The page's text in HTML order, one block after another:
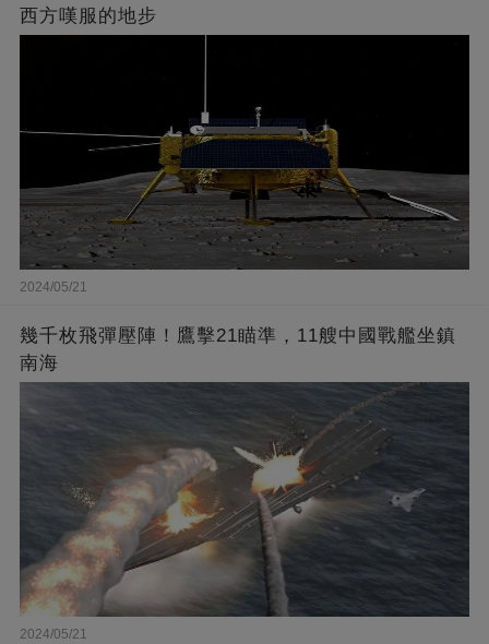
西方嘆服的地步
2024/05/21
幾千枚飛彈壓陣！鷹擊21瞄準，11艘中國戰艦坐鎮
南海
2024/05/21